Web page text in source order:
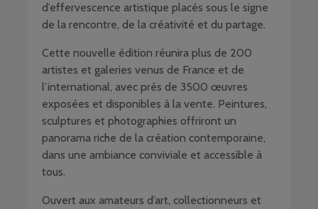
d’effervescence artistique placés sous le signe
de la rencontre, de la créativité et du partage.
Cette nouvelle édition réunira plus de 200
artistes et galeries venus de France et de
l’international, avec près de 3500 œuvres
exposées et disponibles à la vente. Peintures,
sculptures et photographies offriront un
panorama riche de la création contemporaine,
dans une ambiance conviviale et accessible à
tous.
Ouvert aux amateurs d’art, collectionneurs et